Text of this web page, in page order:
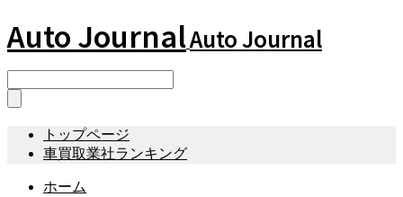
Auto JournalAuto Journal
トップページ
車買取業社ランキング
ホーム